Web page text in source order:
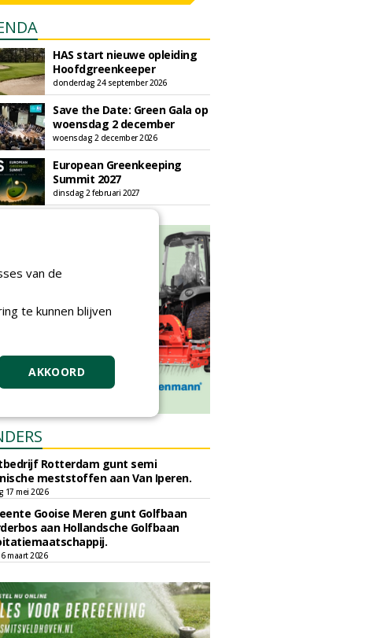
HAS start nieuwe opleiding
Hoofdgreenkeeper
donderdag 24 september 2026
Save the Date: Green Gala op
woensdag 2 december
woensdag 2 december 2026
European Greenkeeping
Summit 2027
dinsdag 2 februari 2027
Rotterdam gunt semi
meststoffen aan Van Iperen.
17 mei 2026
Gooise Meren gunt Golfbaan
aan Hollandsche Golfbaan
maart 2026
van de
te kunnen blijven
AKKOORD